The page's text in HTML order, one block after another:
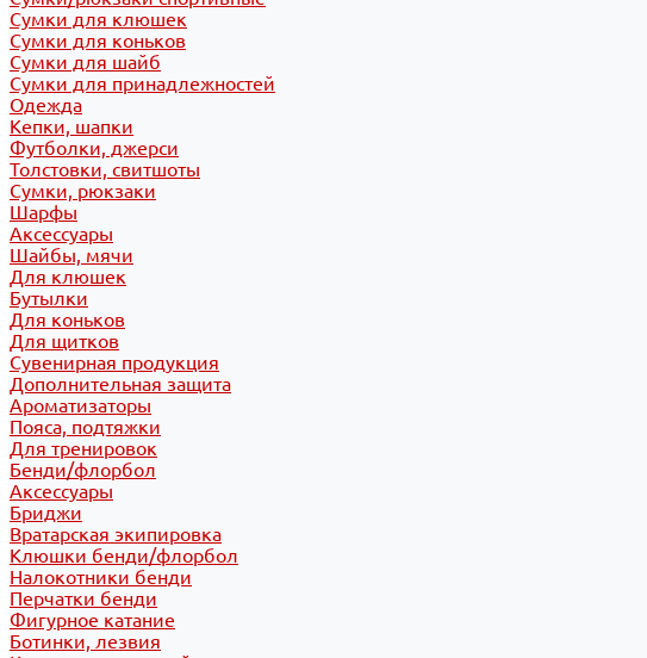
Сумки для клюшек
Сумки для коньков
Сумки для шайб
Сумки для принадлежностей
Одежда
Кепки, шапки
Футболки, джерси
Толстовки, свитшоты
Сумки, рюкзаки
Шарфы
Аксессуары
Шайбы, мячи
Для клюшек
Бутылки
Для коньков
Для щитков
Сувенирная продукция
Дополнительная защита
Ароматизаторы
Пояса, подтяжки
Для тренировок
Бенди/флорбол
Аксессуары
Бриджи
Вратарская экипировка
Клюшки бенди/флорбол
Налокотники бенди
Перчатки бенди
Фигурное катание
Ботинки, лезвия